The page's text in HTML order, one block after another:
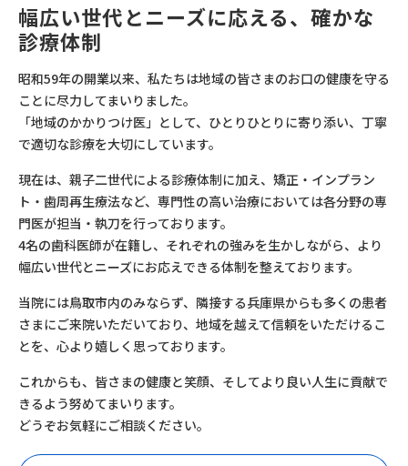
幅広い世代とニーズに応える、確かな
診療体制
昭和59年の開業以来、私たちは地域の皆さまのお口の健康を守る
ことに尽力してまいりました。
「地域のかかりつけ医」として、ひとりひとりに寄り添い、丁寧
で適切な診療を大切にしています。
現在は、親子二世代による診療体制に加え、矯正・インプラン
ト・歯周再生療法など、専門性の高い治療においては各分野の専
門医が担当・執刀を行っております。
4名の歯科医師が在籍し、それぞれの強みを生かしながら、より
幅広い世代とニーズにお応えできる体制を整えております。
当院には鳥取市内のみならず、隣接する兵庫県からも多くの患者
さまにご来院いただいており、地域を越えて信頼をいただけるこ
とを、心より嬉しく思っております。
これからも、皆さまの健康と笑顔、そしてより良い人生に貢献で
きるよう努めてまいります。
どうぞお気軽にご相談ください。